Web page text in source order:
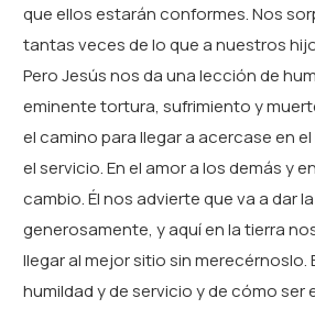
que ellos estarán conformes. Nos
tantas veces de lo que a nuestros
Pero Jesús nos da una lección de
eminente tortura, sufrimiento y
el camino para llegar a acercase en
el servicio. En el amor a los demás y
cambio. Él nos advierte que va a dar
generosamente, y aquí en la tierra
llegar al mejor sitio sin merecérnoslo.
humildad y de servicio y de cómo ser